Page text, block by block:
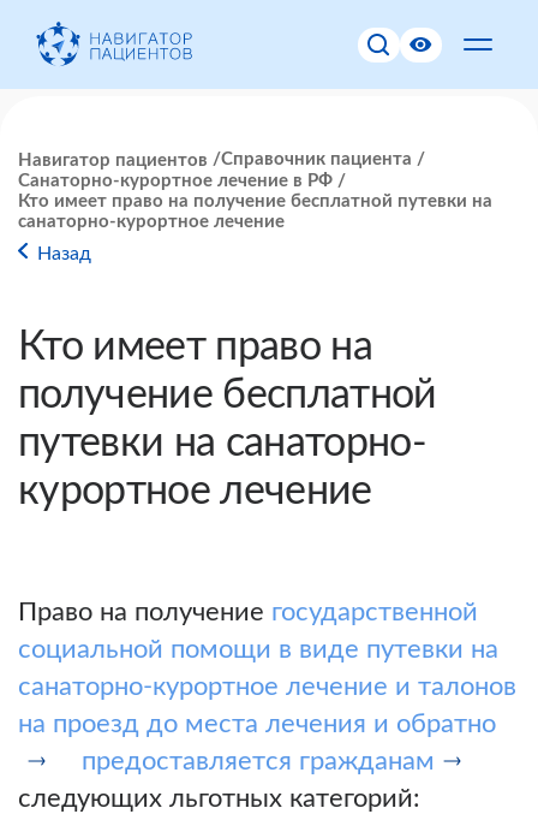
Навигатор пациентов
Справочник пациента
Санаторно-курортное лечение в РФ
Кто имеет право на получение бесплатной путевки на
санаторно-курортное лечение
Назад
Кто имеет право на
получение бесплатной
путевки на санаторно-
курортное лечение
Право на получение государственной
социальной помощи в виде путевки на
санаторно-курортное лечение и талонов
на проезд до места лечения и обратно
предоставляется гражданам
следующих льготных категорий: